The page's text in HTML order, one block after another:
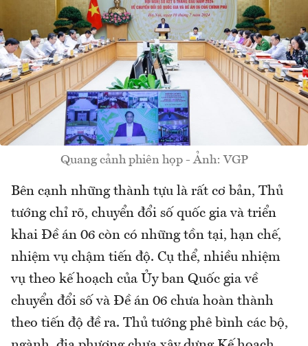
Quang cảnh phiên họp - Ảnh: VGP
Bên cạnh những thành tựu là rất cơ bản, Thủ
tướng chỉ rõ, chuyển đổi số quốc gia và triển
khai Đề án 06 còn có những tồn tại, hạn chế,
nhiệm vụ chậm tiến độ. Cụ thể, nhiều nhiệm
vụ theo kế hoạch của Ủy ban Quốc gia về
chuyển đổi số và Đề án 06 chưa hoàn thành
theo tiến độ đề ra. Thủ tướng phê bình các bộ,